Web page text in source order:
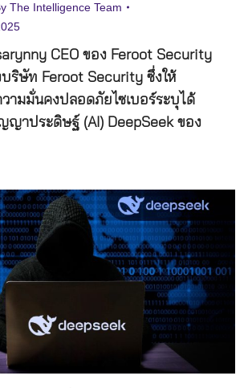
The Intelligence Team
CEO ของ Feroot Security
ริษัท Feroot Security ซึ่งให้
ามมั่นคงปลอดภัยไซเบอร์ระบุได้
ญาประดิษฐ์ (AI) DeepSeek ของ